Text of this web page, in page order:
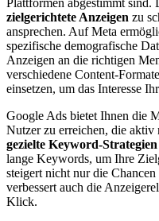
Plattformen abgestimmt sind.
zielgerichtete Anzeigen zu
ansprechen. Auf Meta
spezifische demografische
Anzeigen an die richtigen
verschiedene Content-
einsetzen, um das Interesse
Google Ads bietet Ihnen die
Nutzer zu erreichen, die
gezielte Keyword-Strategien
lange Keywords, um Ihre
steigert nicht nur die
verbessert auch die
Klick.